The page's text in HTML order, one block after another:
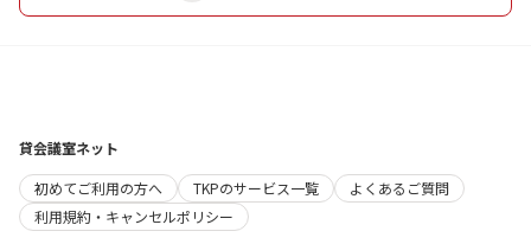
貸会議室ネット
初めてご利用の方へ
TKPのサービス一覧
よくあるご質問
利用規約・キャンセルポリシー